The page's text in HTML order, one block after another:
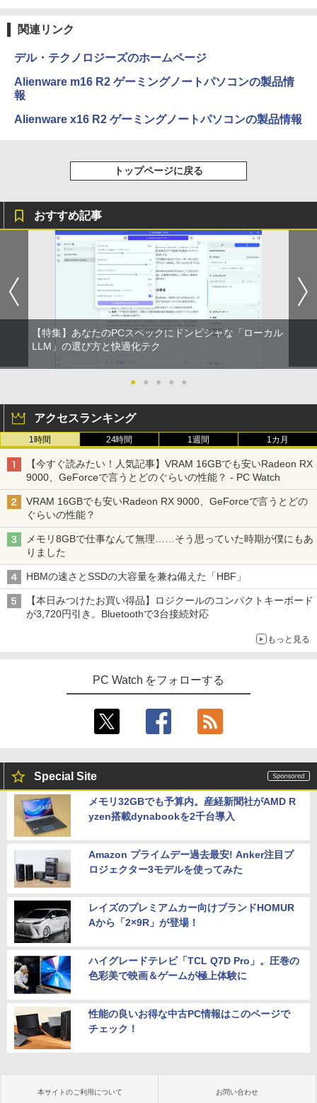
関連リンク
デル・テクノロジーズのホームページ
Alienware m16 R2 ゲーミングノートパソコンの製品情
報
Alienware x16 R2 ゲーミングノートパソコンの製品情報
トップページに戻る
おすすめ記事
【特集】あなたのPCスペックにドンピシャな「ローカル
LLM」の選び方と快適化テク
● ● ● ● ●
アクセスランキング
1時間 24時間 1週間 1カ月
【今すぐ読みたい！人気記事】VRAM 16GBでも安いRadeon RX
9000、GeForceで言うとどのぐらいの性能？ - PC Watch
VRAM 16GBでも安いRadeon RX 9000、GeForceで言うとどの
ぐらいの性能？
メモリ8GBで仕事なんて無理……そう思っていた時期が僕にもあ
りました
HBMの速さとSSDの大容量を兼ね備えた「HBF」
【本日みつけたお買い得品】ロジクールのコンパクトキーボード
が3,720円引き。Bluetoothで3台接続対応
もっと見る
PC Watch をフォローする
Special Site
メモリ32GBでも予算内。産経新聞社がAMD R
yzen搭載dynabookを2千台導入
Amazon プライムデー過去最安! Anker注目プ
ロジェクター3モデルを使ってみた
レイズのプレミアムカー向けブランドHOMUR
Aから「2×9R」が登場！
ハイグレードテレビ「TCL Q7D Pro」。圧巻の
色彩美で映画＆ゲームが極上体験に
性能の良いお得な中古PC情報はこのページで
チェック！
本サイトのご利用について お問い合わせ